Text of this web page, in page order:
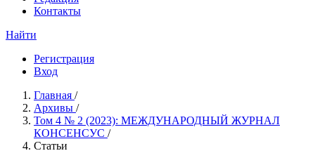
Контакты
Найти
Регистрация
Вход
Главная /
Архивы /
Том 4 № 2 (2023): МЕЖДУНАРОДНЫЙ ЖУРНАЛ
КОНСЕНСУС /
Статьи